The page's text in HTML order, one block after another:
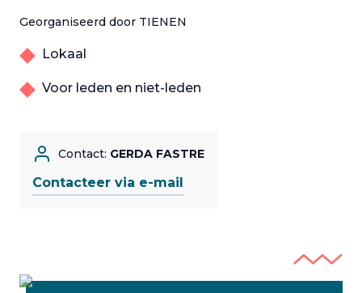
Georganiseerd door TIENEN
Lokaal
Voor leden en niet-leden
Contact: GERDA FASTRE
Contacteer via e-mail